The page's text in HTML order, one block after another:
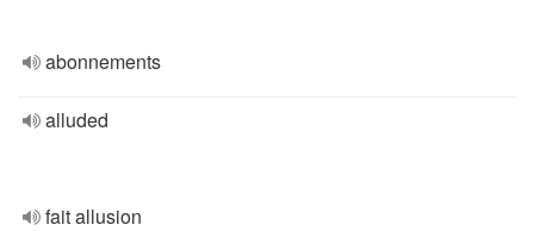
abonnements
alluded
fait allusion